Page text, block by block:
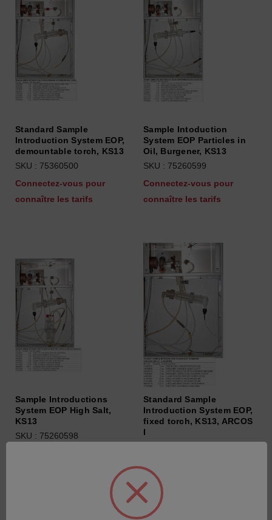
Standard Sample
Introduction System EOP,
demountable torch, KS13
SKU : 75360500
Connectez-vous pour
connaître les tarifs
Sample Intoduction
System EOP Particles in
Oil, Burgener, KS13
SKU : 75260599
Connectez-vous pour
connaître les tarifs
Sample Introductions
System EOP High Salt,
KS13
SKU : 75260598
Standard Sample
Introduction System EOP,
fixed torch, KS13, ARCOS
I
connaître les tarifs